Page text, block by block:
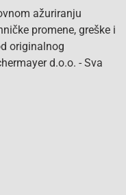
ažuriranju
promene, greške i
originalnog
d.o.o. - Sva